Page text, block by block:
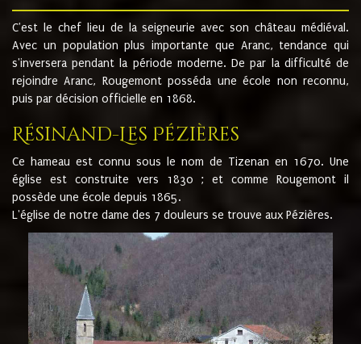
C'est le chef lieu de la seigneurie avec son château médiéval.
Avec un population plus importante que Aranc, tendance qui
s'inversera pendant la période moderne. De par la difficulté de
rejoindre Aranc, Rougemont posséda une école non reconnu,
puis par décision officielle en 1868.
Résinand-Les Pézières
Ce hameau est connu sous le nom de Tizenan en 1670. Une
église est construite vers 1830 ; et comme Rougemont il
possède une école depuis 1865.
L'église de notre dame des 7 douleurs se trouve aux Pézières.